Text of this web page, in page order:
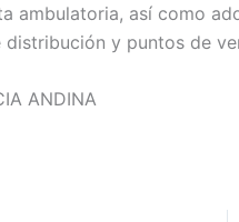
ambulatoria, así como
distribución y puntos de
ANDINA